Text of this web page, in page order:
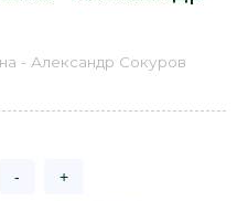
- Александр Сокуров
- +